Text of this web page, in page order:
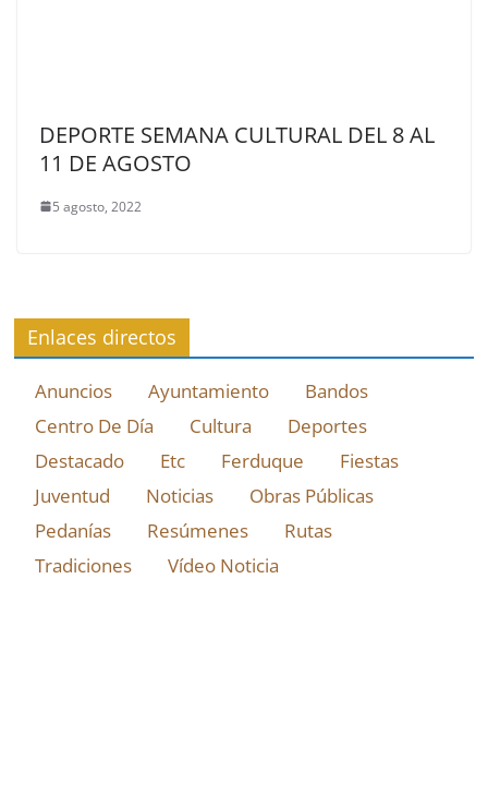
DEPORTE SEMANA CULTURAL DEL 8 AL
11 DE AGOSTO
5 agosto, 2022
Enlaces directos
Anuncios Ayuntamiento
Bandos
Centro De Día
Cultura
Deportes
Destacado
Etc Ferduque
Fiestas
Juventud
Noticias
Obras Públicas
Pedanías
Resúmenes
Rutas
Tradiciones
Vídeo Noticia